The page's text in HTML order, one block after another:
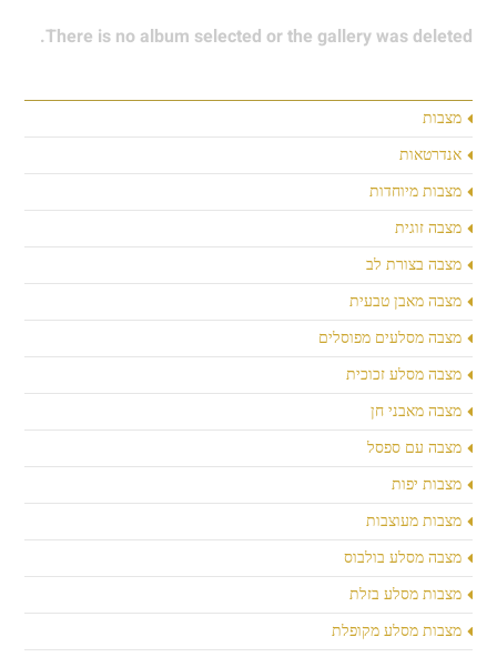
מצבות
אנדרטאות
מצבות מיוחדות
מצבה זוגית
מצבה בצורת לב
מצבה מאבן טבעית
מצבה מסלעים מפוסלים
מצבה מסלע זכוכית
מצבה מאבני חן
מצבה עם ספסל
מצבות יפות
מצבות מעוצבות
מצבה מסלע בולבוס
מצבות מסלע בזלת
מצבות מסלע מקופלת
There is no album selected or the gallery was deleted.